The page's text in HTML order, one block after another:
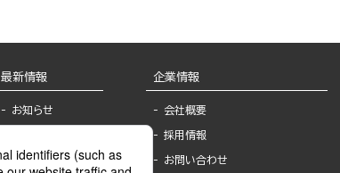
最新情報
お知らせ
報
企業情報
会社概要
採用情報
お問い合わせ